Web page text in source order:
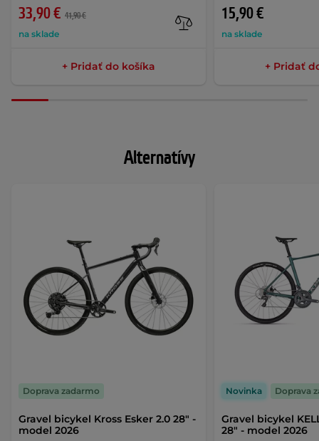
33,90 € 41,90 €
na sklade
+ Pridať do košíka
15,90 €
na sklade
+ Pridať
Alternatívy
Gravel bicykel Kross Esker 2.0 28" -
model 2026
Doprava zadarmo
Gravel bicykel
28" - model 2026
Novinka Doprava